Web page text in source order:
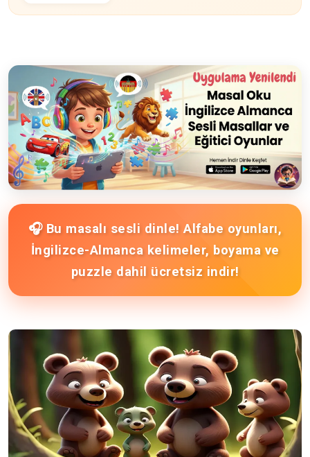
🎧 Bu masalı sesli dinle! Alfabe oyunları,
İngilizce-Almanca kelimeler, boyama ve
puzzle dahil ücretsiz indir!